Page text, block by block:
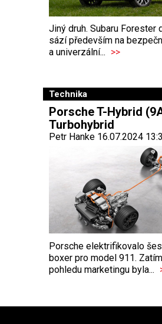
Jiný druh. Subaru Forester
sází především na
a univerzální... >>
Technika
Porsche T-Hybrid
Turbohybrid
Petr Hanke 16.07.2024
Porsche elektrifikovalo
boxer pro model 911.
pohledu marketingu byla...